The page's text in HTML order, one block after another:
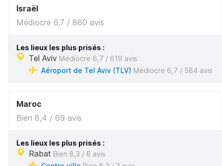
Israël
Médiocre 6,7 / 860 avis
Les lieux les plus prisés :
Tel Aviv Médiocre 6,7 / 619 avis
Aéroport de Tel Aviv (TLV) Médiocre 6,7 / 584 avis
Maroc
Bien 8,4 / 69 avis
Les lieux les plus prisés :
Rabat Bien 8,3 / 6 avis